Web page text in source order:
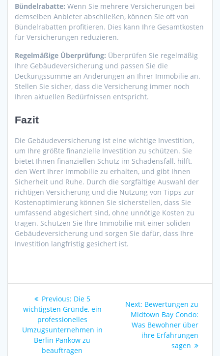
Bündelrabatte: Wenn Sie mehrere Versicherungen bei
demselben Anbieter abschließen, können Sie oft von
Bündelrabatten profitieren. Dies kann Ihre Gesamtkosten
für Versicherungen reduzieren.
Regelmäßige Überprüfung: Überprüfen Sie regelmäßig
Ihre Gebäudeversicherung und passen Sie die
Deckungssumme an Änderungen an Ihrer Immobilie an.
Stellen Sie sicher, dass die Versicherung immer noch
Ihren aktuellen Bedürfnissen entspricht.
Fazit
Die Gebäudeversicherung ist eine wichtige Investition,
um Ihre größte finanzielle Investition zu schützen. Sie
bietet Ihnen finanziellen Schutz im Schadensfall, hilft,
den Wert Ihrer Immobilie zu erhalten, und gibt Ihnen
Sicherheit und Ruhe. Durch die sorgfältige Auswahl der
richtigen Versicherung und die Nutzung von Tipps zur
Kostenoptimierung können Sie sicherstellen, dass Sie
umfassend abgesichert sind, ohne unnötige Kosten zu
tragen. Schützen Sie Ihre Immobilie mit einer soliden
Gebäudeversicherung und sorgen Sie dafür, dass Ihre
Investition langfristig gesichert ist.
Post
navigation
Previous: Previous
post:
Die 5
wichtigsten Gründe, ein
professionelles
Umzugsunternehmen in
Berlin Pankow zu
beauftragen
Next: Next
post:
Bewertungen zu
Midtown Bay Condo:
Was Bewohner über
ihre Erfahrungen
sagen